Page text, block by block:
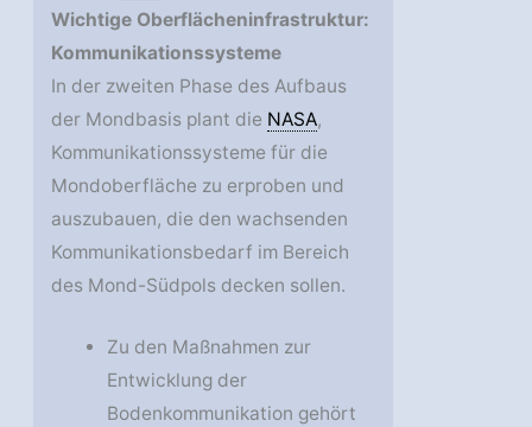
Wichtige Oberflächeninfrastruktur:
Kommunikationssysteme
In der zweiten Phase des Aufbaus
der Mondbasis plant die NASA,
Kommunikationssysteme für die
Mondoberfläche zu erproben und
auszubauen, die den wachsenden
Kommunikationsbedarf im Bereich
des Mond-Südpols decken sollen.
Zu den Maßnahmen zur
Entwicklung der
Bodenkommunikation gehört